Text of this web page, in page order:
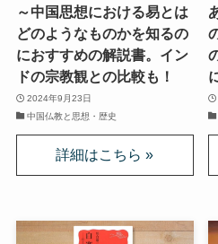
ドストエフスキー論
ドストエフスキーとキリ
ドストエフスキーとフロ
ドストエフスキーゆかりの
～中国思想における易とは
どのようなものかを知るの
におすすめの解説書。イン
ドの宗教観との比較も！
2024年9月23日
中国仏教と思想・歴史